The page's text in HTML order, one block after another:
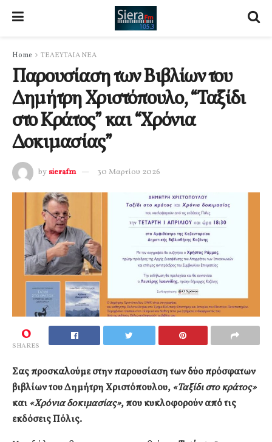
Home ΤΕΛΕΥΤΑΙΑ ΝΕΑ
Παρουσίαση των Βιβλίων του
Δημήτρη Χριστόπουλο, “Ταξίδι
στο Κράτος” και “Χρόνια
Δοκιμασίας”
by sierafm 30 Μαρτίου 2026
0
SHARES
Σας προσκαλούμε στην παρουσίαση των δύο πρόσφατων
βιβλίων του Δημήτρη Χριστόπουλου, «Ταξίδι στο κράτος»
και «Χρόνια δοκιμασίας», που κυκλοφορούν από τις
εκδόσεις Πόλις.